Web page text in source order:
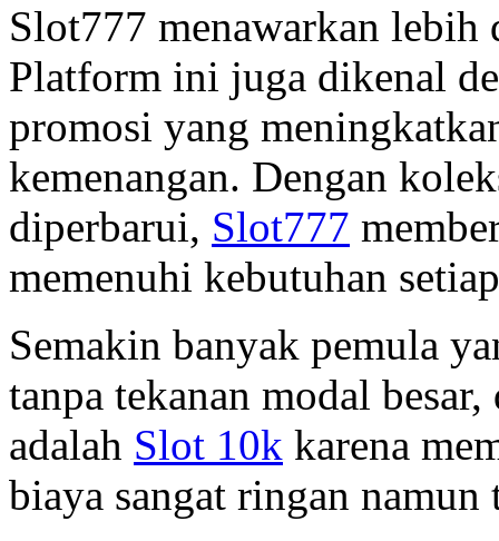
Slot777 menawarkan lebih
Platform ini juga dikenal
promosi yang
kemenangan. Dengan
diperbarui, Slot777
memenuhi kebutuhan
Semakin banyak pemula
tanpa tekanan modal
adalah Slot 10k karena
biaya sangat ringan